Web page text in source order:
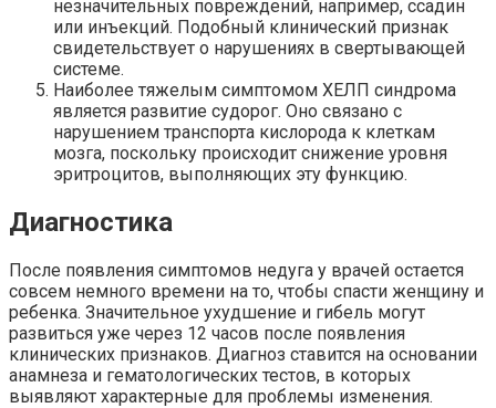
незначительных повреждений, например, ссадин
или инъекций. Подобный клинический признак
свидетельствует о нарушениях в свертывающей
системе.
Наиболее тяжелым симптомом ХЕЛП синдрома
является развитие судорог. Оно связано с
нарушением транспорта кислорода к клеткам
мозга, поскольку происходит снижение уровня
эритроцитов, выполняющих эту функцию.
Диагностика
После появления симптомов недуга у врачей остается
совсем немного времени на то, чтобы спасти женщину и
ребенка. Значительное ухудшение и гибель могут
развиться уже через 12 часов после появления
клинических признаков. Диагноз ставится на основании
анамнеза и гематологических тестов, в которых
выявляют характерные для проблемы изменения.